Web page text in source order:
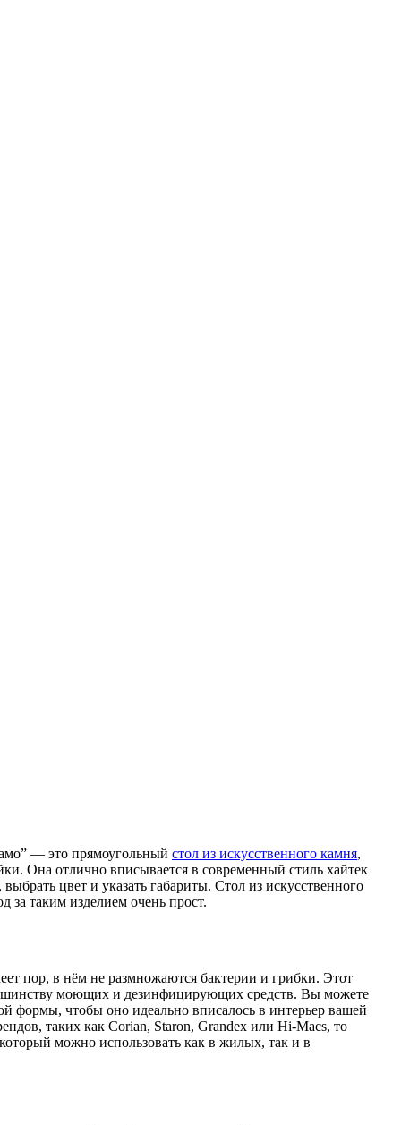
— это прямоугольный стол из искусственного камня,
Она отлично вписывается в современный стиль хайтек
цвет и указать габариты. Стол из искусственного
за таким изделием очень прост.
пор, в нём не размножаются бактерии и грибки. Этот
моющих и дезинфицирующих средств. Вы можете
формы, чтобы оно идеально вписалось в интерьер вашей
таких как Corian, Staron, Grandex или Hi-Macs, то
можно использовать как в жилых, так и в